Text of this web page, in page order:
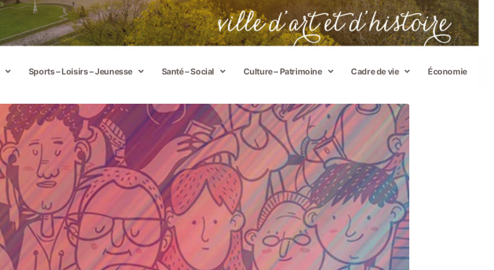
Sports – Loisirs – Jeunesse Santé – Social Culture – Patrimoine Cadre de vie Économie